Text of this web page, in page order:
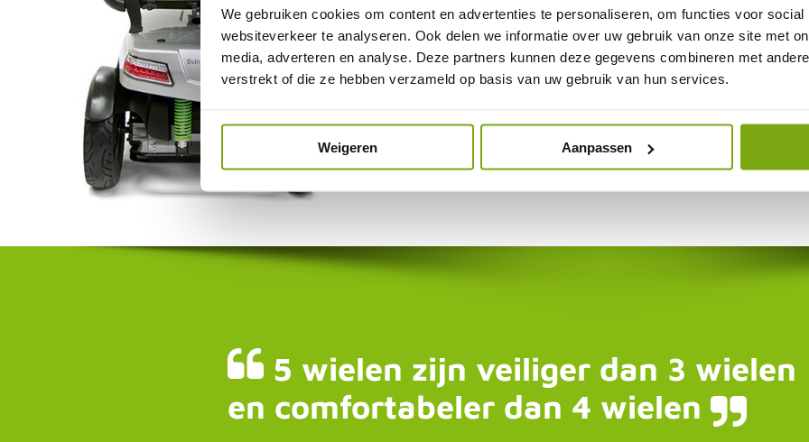
We gebruiken cookies om content en advertenties te personaliseren, om functies voor
websiteverkeer te analyseren. Ook delen we informatie over uw gebruik van onze site met
media, adverteren en analyse. Deze partners kunnen deze gegevens combineren met
verstrekt of die ze hebben verzameld op basis van uw gebruik van hun services.
Weigeren Aanpassen
5 wielen zijn veiliger dan 3 wielen
en comfortabeler dan 4 wielen